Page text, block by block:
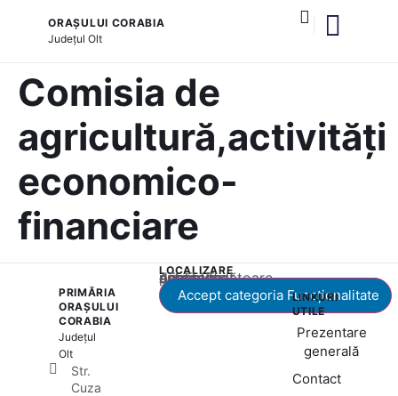
ORAȘULUI CORABIA
JudețulOlt
Comisia de
agricultură,activități
economico-
financiare
PRIMĂRIA
ORAȘULUI
CORABIA
Județul
Olt
Str.
Cuza
LOCALIZARE
Acest conținut este blocat până când acceptați categoria corespunzătoare de cookie-uri.
Accept categoria Funcționalitate
LINKURI
UTILE
Prezentare
generală
Contact